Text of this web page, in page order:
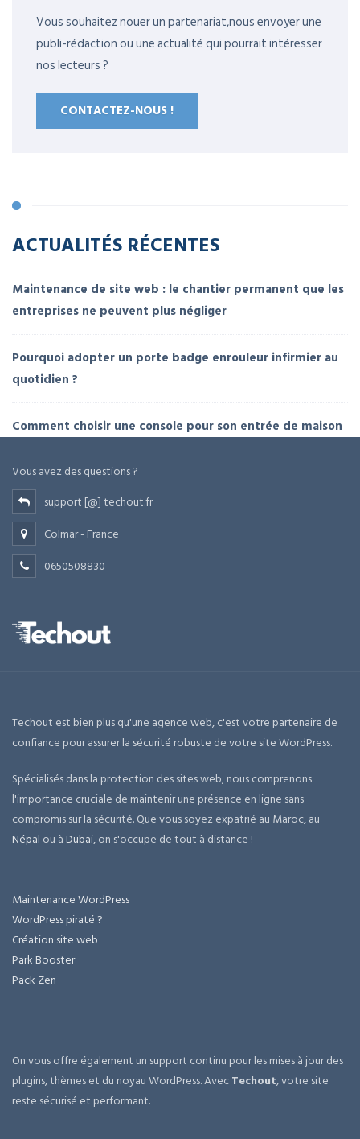
Vous souhaitez nouer un partenariat,nous envoyer une
publi-rédaction ou une actualité qui pourrait intéresser
nos lecteurs ?
CONTACTEZ-NOUS !
ACTUALITÉS RÉCENTES
Maintenance de site web : le chantier permanent que les
entreprises ne peuvent plus négliger
Pourquoi adopter un porte badge enrouleur infirmier au
quotidien ?
Comment choisir une console pour son entrée de maison
Vous avez des questions ?
support [@] techout.fr
Colmar - France
0650508830
Techout est bien plus qu'une agence web, c'est votre partenaire de
confiance pour assurer la sécurité robuste de votre site WordPress.
Spécialisés dans la protection des sites web, nous comprenons
l'importance cruciale de maintenir une présence en ligne sans
compromis sur la sécurité. Que vous soyez expatrié au Maroc, au
Népal ou àDubai, on s'occupe de tout à distance !
Maintenance WordPress
WordPress piraté ?
Création site web
Park Booster
Pack Zen
On vous offre également un support continu pour les mises à jour des
plugins, thèmes et du noyau WordPress. AvecTechout, votre site
reste sécurisé et performant.